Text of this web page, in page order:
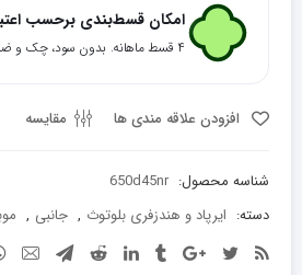
ایرپاد
پرو
air
pro
امکان قسط‌بندی برحسب
۴ قسط ماهانه. بدون سود، چک و ضامن.
افزودن علاقه مندی ها مقایسه
شناسه محصول: 650d45nr
دسته: ایرپاد و هندزفری بلوتوث , جانبی ,